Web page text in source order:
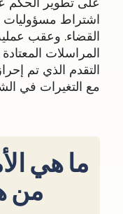
اشتراط مسؤوليات
القضاء. وعقب
المراسلات
التقدم الذي تم
مع التغيرات في
ما هي
من